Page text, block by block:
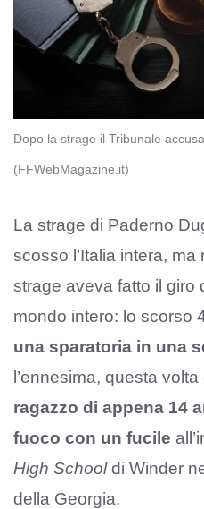
Dopo la strage il Tribunale
(FFWebMagazine.it)
La strage di Paderno
scosso l’Italia intera, ma
strage aveva fatto il giro
mondo intero: lo scorso
una sparatoria in una
l’ennesima, questa
ragazzo di appena 14
fuoco con un fucile
High Schooldi Winder
della Georgia.